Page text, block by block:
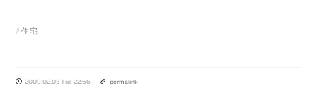
住宅
2009.02.03 Tue 22:56 permalink